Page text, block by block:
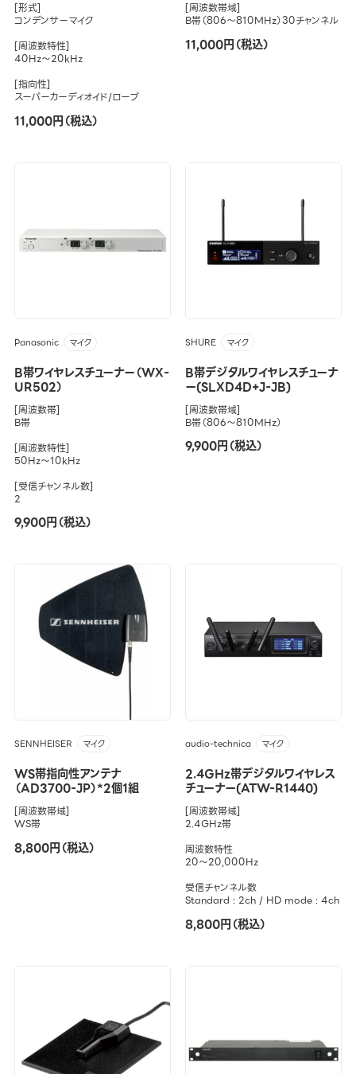
[形式]
コンデンサーマイク
[周波数特性]
40Hz～20kHz
[指向性]
スーパーカーディオイド/ローブ
11,000円（税込）
[周波数帯域]
B帯（806～810MHz）30チャンネル
11,000円（税込）
Panasonic マイク
B帯ワイヤレスチューナー（WX-
UR502）
[周波数帯]
B帯
[周波数特性]
50Hz～10kHz
[受信チャンネル数]
2
9,900円（税込）
SHURE マイク
B帯デジタルワイヤレスチューナ
ー(SLXD4D+J-JB)
[周波数帯域]
B帯（806～810MHz）
9,900円（税込）
SENNHEISER マイク
WS帯指向性アンテナ
（AD3700-JP）*2個1組
[周波数帯域]
WS帯
8,800円（税込）
audio-technica マイク
2.4GHz帯デジタルワイヤレス
チューナー(ATW-R1440)
[周波数帯域]
2.4GHz帯
周波数特性
20～20,000Hz
受信チャンネル数
Standard : 2ch / HD mode : 4ch
8,800円（税込）